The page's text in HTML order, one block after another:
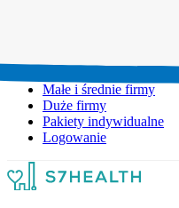
Małe i średnie firmy
Duże firmy
Pakiety indywidualne
Logowanie